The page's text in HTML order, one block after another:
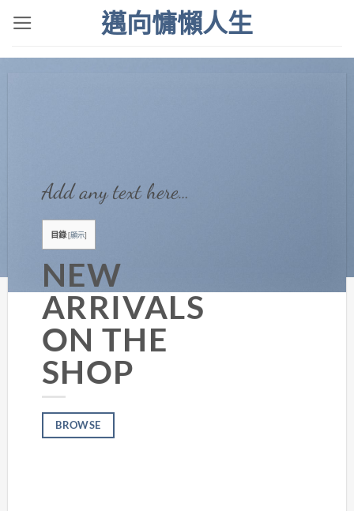
content
邁向慵懶人生
Add any text here…
目錄 [顯示]
NEW
ARRIVALS
ON THE
SHOP
BROWSE